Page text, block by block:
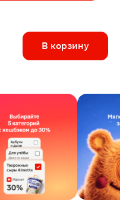
В корзину